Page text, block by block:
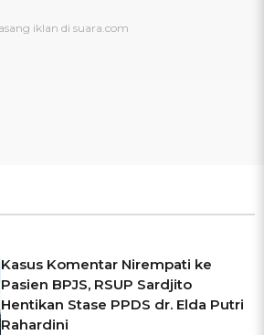
Kasus Komentar Nirempati ke
Pasien BPJS, RSUP Sardjito
Hentikan Stase PPDS dr. Elda Putri
Rahardini